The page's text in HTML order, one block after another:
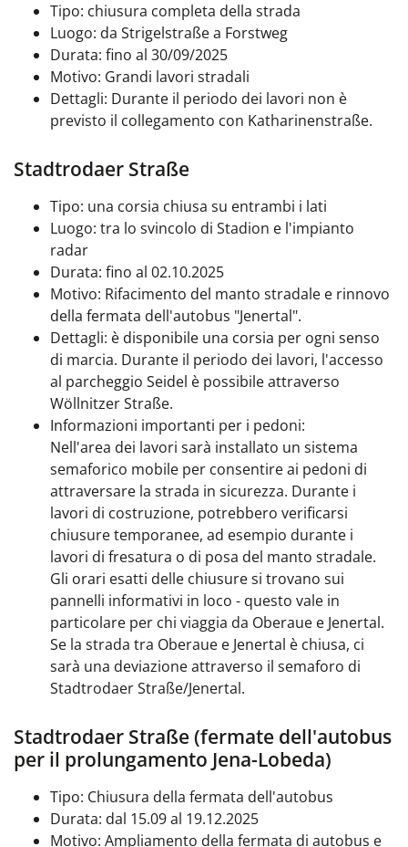
Tipo: chiusura completa della strada
Luogo: da Strigelstraße a Forstweg
Durata: fino al 30/09/2025
Motivo: Grandi lavori stradali
Dettagli: Durante il periodo dei lavori non è
previsto il collegamento con Katharinenstraße.
Stadtrodaer Straße
Tipo: una corsia chiusa su entrambi i lati
Luogo: tra lo svincolo di Stadion e l'impianto
radar
Durata: fino al 02.10.2025
Motivo: Rifacimento del manto stradale e rinnovo
della fermata dell'autobus "Jenertal".
Dettagli: è disponibile una corsia per ogni senso
di marcia. Durante il periodo dei lavori, l'accesso
al parcheggio Seidel è possibile attraverso
Wöllnitzer Straße.
Informazioni importanti per i pedoni:
Nell'area dei lavori sarà installato un sistema
semaforico mobile per consentire ai pedoni di
attraversare la strada in sicurezza. Durante i
lavori di costruzione, potrebbero verificarsi
chiusure temporanee, ad esempio durante i
lavori di fresatura o di posa del manto stradale.
Gli orari esatti delle chiusure si trovano sui
pannelli informativi in loco - questo vale in
particolare per chi viaggia da Oberaue e Jenertal.
Se la strada tra Oberaue e Jenertal è chiusa, ci
sarà una deviazione attraverso il semaforo di
Stadtrodaer Straße/Jenertal.
Stadtrodaer Straße (fermate dell'autobus
per il prolungamento Jena-Lobeda)
Tipo: Chiusura della fermata dell'autobus
Durata: dal 15.09 al 19.12.2025
Motivo: Ampliamento della fermata di autobus e